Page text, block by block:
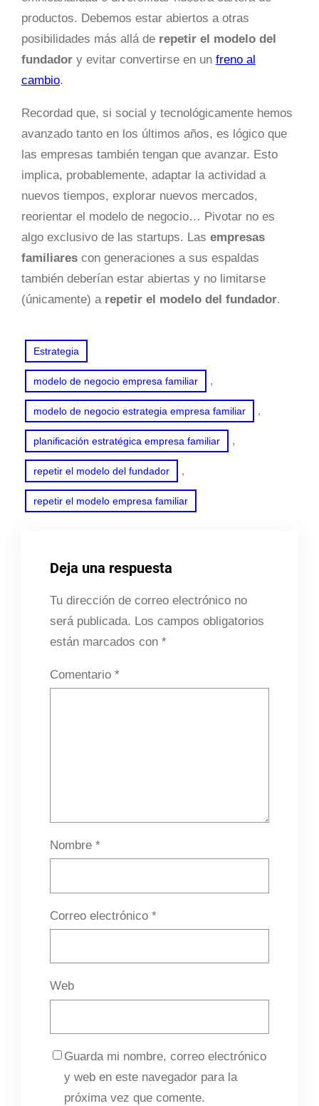
productos. Debemos estar abiertos a otras
posibilidades más allá de repetir el modelo del
fundador y evitar convertirse en un freno al
cambio.
Recordad que, si social y tecnológicamente hemos
avanzado tanto en los últimos años, es lógico que
las empresas también tengan que avanzar. Esto
implica, probablemente, adaptar la actividad a
nuevos tiempos, explorar nuevos mercados,
reorientar el modelo de negocio… Pivotar no es
algo exclusivo de las startups. Las empresas
familiares con generaciones a sus espaldas
también deberían estar abiertas y no limitarse
(únicamente) a repetir el modelo del fundador.
Estrategia
modelo de negocio empresa familiar ,
modelo de negocio estrategia empresa familiar ,
planificación estratégica empresa familiar ,
repetir el modelo del fundador ,
repetir el modelo empresa familiar
Deja una respuesta
Tu dirección de correo electrónico no
será publicada. Los campos obligatorios
están marcados con *
Comentario *
Nombre *
Correo electrónico *
Web
Guarda mi nombre, correo electrónico
y web en este navegador para la
próxima vez que comente.